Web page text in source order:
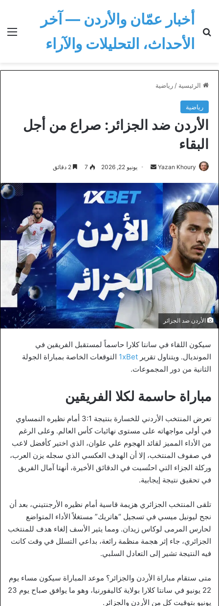
أخبار عمّان والأردن — آخر
الأحداث، التحليلات والآراء
الرئيسية / رياضية
رياضية
الأردن ضد الجزائر: صراع من أجل
البقاء
Yazan Khoury
أرسل
إلكترونيا
يونيو 22, 2026 7
الأردن ضد الجزائر
سيكون اللقاء في سانتا كلارا حاسماً لمستقبل الفريقين في
المونديال. ويتناول تقرير 1xBet التوقعات الخاصة بمباراة الجولة
الثانية من دور المجموعات.
مباراة حاسمة لكلا الفريقين
تعرض المنتخب الأردني للخسارة بنتيجة 3:1 أمام نظيره النمساوي
في أولى مواجهاته على مستوى نهائيات كأس العالم. وعلى الرغم
من الأداء المميز لقائد الهجوم علي علوان، الذي اختير كأفضل لاعب
في صفوف المنتخب، إلا أن الهدف العكسي الذي سجله يزن العرب،
وركلة الجزاء التي احتُسبت في الدقائق الأخيرة، أنهتا آمال الفريق
في تحقيق نتيجة إيجابية.
تلقى المنتخب الجزائري هزيمة قاسية أمام نظيره الأرجنتيني، بعد أن
نجح ليونيل ميسي في تسجيل “هاتريك” مستغلاً الأداء المتواضع
لحارس المرمى لوكاس زيدان. ومما يثير الأسف إلغاء هدف للمنتخب
الجزائري، جاء إثر هجمة منظمة رائعة، بداعي التسلل في وقت كانت
فيه النتيجة تشير إلى التعادل السلبي.
متى ستقام مباراة الأردن والجزائر؟ موعد المباراة سيكون مساء يوم
22 يونيو في سانتا كلارا بولاية كاليفورنيا، وهو ما يوافق صباح يوم 23
يونيو بتوقيت كل من الأردن والجزائر.